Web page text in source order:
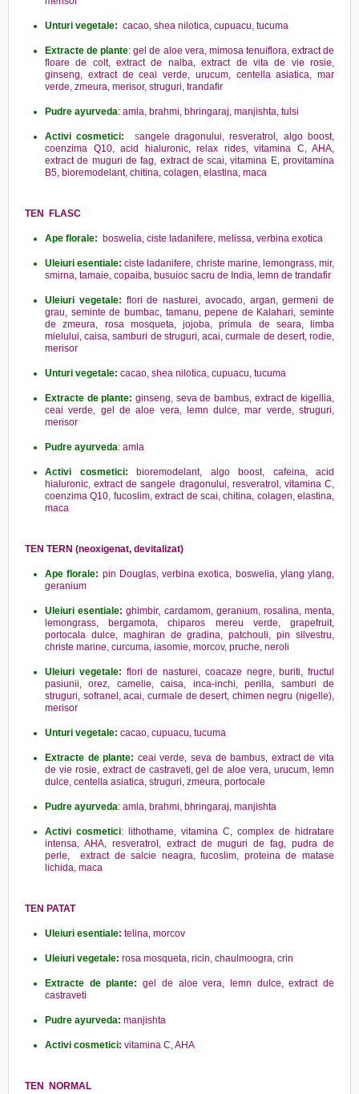
Unturi vegetale: cacao, shea nilotica, cupuacu, tucuma
Extracte de plante: gel de aloe vera, mimosa tenuiflora, extract de
floare de colt, extract de nalba, extract de vita de vie rosie,
ginseng, extract de ceai verde, urucum, centella asiatica, mar
verde, zmeura, merisor, struguri, trandafir
Pudre ayurveda: amla, brahmi, bhringaraj, manjishta, tulsi
Activi cosmetici: sangele dragonului, resveratrol, algo boost,
coenzima Q10, acid hialuronic, relax rides, vitamina C, AHA,
extract de muguri de fag, extract de scai, vitamina E, provitamina
B5, bioremodelant, chitina, colagen, elastina, maca
TEN FLASC
Ape florale: boswelia, ciste ladanifere, melissa, verbina exotica
Uleiuri esentiale:ciste ladanifere, christe marine, lemongrass, mir,
smirna, tamaie, copaiba, busuioc sacru de India, lemn de trandafir
Uleiuri vegetale: flori de nasturei, avocado, argan, germeni de
grau, seminte de bumbac, tamanu, pepene de Kalahari, seminte
de zmeura, rosa mosqueta, jojoba, primula de seara, limba
mielului, caisa, samburi de struguri, acai, curmale de desert, rodie,
merisor
Unturi vegetale: cacao, shea nilotica, cupuacu, tucuma
Extracte de plante:ginseng, seva de bambus, extract de kigellia,
ceai verde, gel de aloe vera, lemn dulce, mar verde, struguri,
merisor
Pudre ayurveda: amla
Activi cosmetici: bioremodelant, algo boost, cafeina, acid
hialuronic, extract de sangele dragonului, resveratrol, vitamina C,
coenzima Q10, fucoslim, extract de scai, chitina, colagen, elastina,
maca
TEN TERN (neoxigenat, devitalizat)
Ape florale: pin Douglas, verbina exotica, boswelia, ylang ylang,
geranium
Uleiuri esentiale:ghimbir, cardamom, geranium, rosalina, menta,
lemongrass, bergamota, chiparos mereu verde, grapefruit,
portocala dulce, maghiran de gradina, patchouli, pin silvestru,
christe marine, curcuma, iasomie, morcov, pruche, neroli
Uleiuri vegetale: flori de nasturei, coacaze negre, buriti, fructul
pasiunii, orez, camelie, caisa, inca-inchi, perilla, samburi de
struguri, sofranel, acai, curmale de desert, chimen negru (nigelle),
merisor
Unturi vegetale: cacao, cupuacu, tucuma
Extracte de plante: ceai verde, seva de bambus, extract de vita
de vie rosie, extract de castraveti, gel de aloe vera, urucum, lemn
dulce, centella asiatica, struguri, zmeura, portocale
Pudre ayurveda: amla, brahmi, bhringaraj, manjishta
Activi cosmetici: lithothame, vitamina C, complex de hidratare
intensa, AHA, resveratrol, extract de muguri de fag, pudra de
perle, extract de salcie neagra, fucoslim, proteina de matase
lichida, maca
TEN PATAT
Uleiuri esentiale: telina, morcov
Uleiuri vegetale: rosa mosqueta, ricin, chaulmoogra, crin
Extracte de plante: gel de aloe vera, lemn dulce, extract de
castraveti
Pudre ayurveda: manjishta
Activi cosmetici: vitamina C, AHA
TEN NORMAL